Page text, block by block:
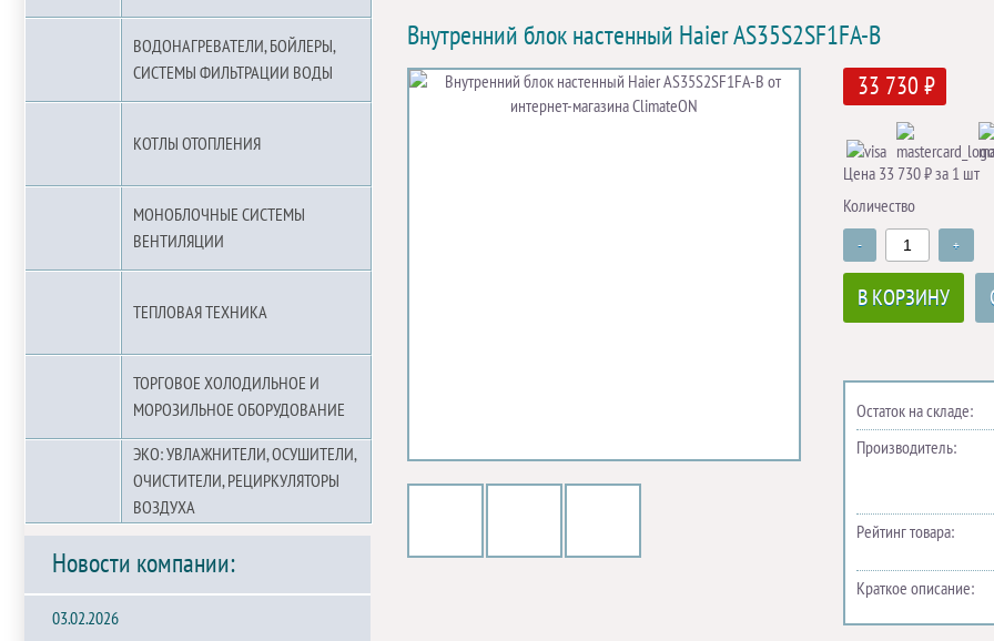
ВОДОНАГРЕВАТЕЛИ, БОЙЛЕРЫ,
СИСТЕМЫ ФИЛЬТРАЦИИ ВОДЫ
КОТЛЫ ОТОПЛЕНИЯ
МОНОБЛОЧНЫЕ СИСТЕМЫ
ВЕНТИЛЯЦИИ
ТЕПЛОВАЯ ТЕХНИКА
ТОРГОВОЕ ХОЛОДИЛЬНОЕ И
МОРОЗИЛЬНОЕ ОБОРУДОВАНИЕ
ЭКО: УВЛАЖНИТЕЛИ, ОСУШИТЕЛИ,
ОЧИСТИТЕЛИ, РЕЦИРКУЛЯТОРЫ
ВОЗДУХА
Новости компании:
03.02.2026
Внутренний блок настенный Haier AS35S2SF1FA-B
33 730 ₽
Цена 33 730 ₽ за 1 шт
Количество
- +
В КОРЗИНУ
Остаток на складе:
Производитель:
Рейтинг товара:
Краткое описание: